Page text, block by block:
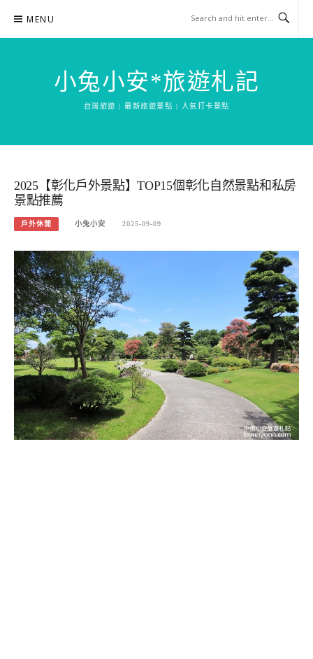
content
MENU
小兔小安*旅遊札記
台灣旅遊 | 最新旅遊景點 | 人氣打卡景點
2025【彰化戶外景點】TOP15個彰化自然景點和私房
景點推薦
戶外休閒 小兔小安 2025-09-09